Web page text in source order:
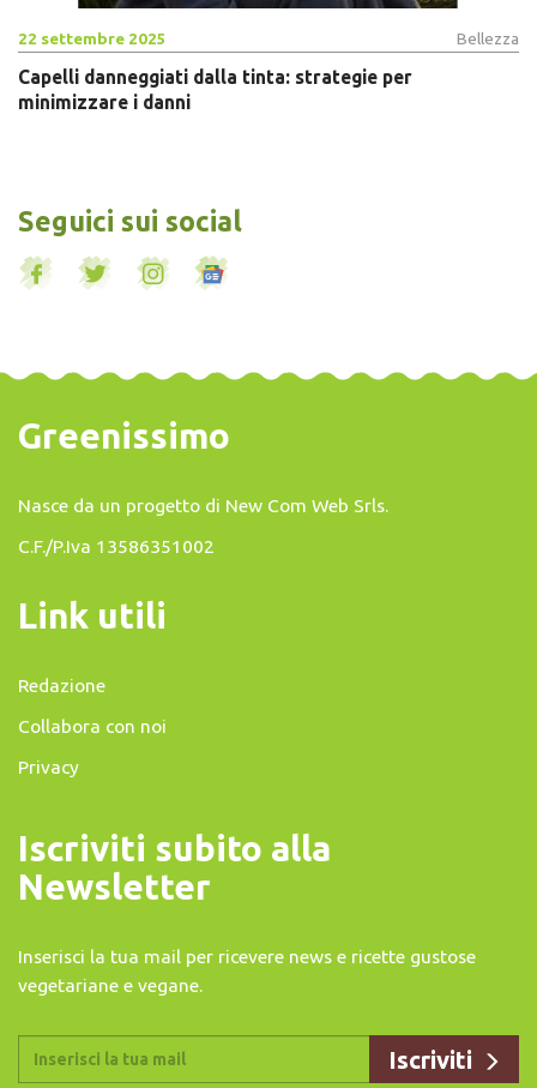
22 settembre 2025 Bellezza
Capelli danneggiati dalla tinta: strategie per
minimizzare i danni
Seguici sui social
Greenissimo
Nasce da un progetto di New Com Web Srls.
C.F./P.Iva 13586351002
Link utili
Redazione
Collabora con noi
Privacy
Iscriviti subito alla
Newsletter
Inserisci la tua mail per ricevere news e ricette gustose
vegetariane e vegane.